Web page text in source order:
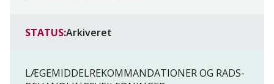
STATUS:Arkiveret
LÆGEMIDDELREKOMMANDATIONER OG RADS-